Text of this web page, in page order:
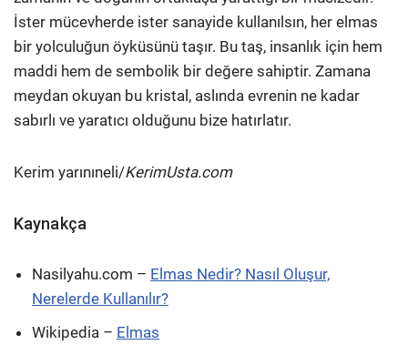
İster mücevherde ister sanayide kullanılsın, her elmas
bir yolculuğun öyküsünü taşır. Bu taş, insanlık için hem
maddi hem de sembolik bir değere sahiptir. Zamana
meydan okuyan bu kristal, aslında evrenin ne kadar
sabırlı ve yaratıcı olduğunu bize hatırlatır.
Kerim yarınıneli/KerimUsta.com
Kaynakça
Nasilyahu.com – Elmas Nedir? Nasıl Oluşur,
Nerelerde Kullanılır?
Wikipedia – Elmas